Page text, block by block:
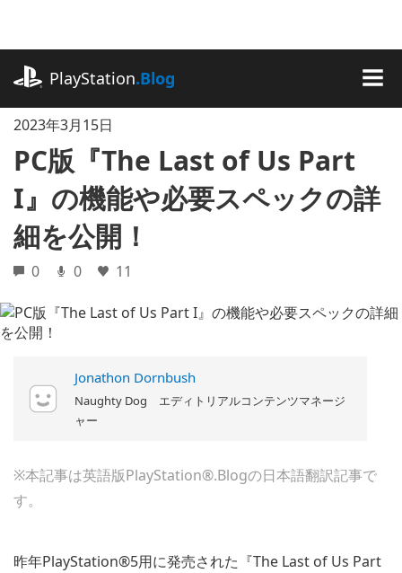
に
ッ
PlayStation.Blog
2023年3月15日
PC版『The Last of Us Part
I』の機能や必要スペックの詳
細を公開！
0 0 11
Jonathon Dornbush
Naughty Dog エディトリアルコンテンツマネージ
ャー
※本記事は英語版PlayStation®.Blogの日本語翻訳記事で
す。
昨年PlayStation®5用に発売された『The Last of Us Part